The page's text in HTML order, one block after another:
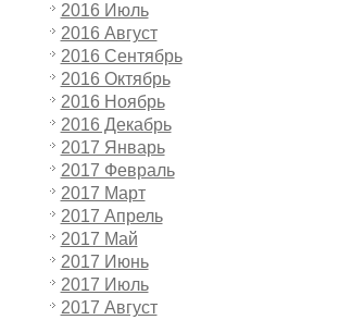
2016 Июль
2016 Август
2016 Сентябрь
2016 Октябрь
2016 Ноябрь
2016 Декабрь
2017 Январь
2017 Февраль
2017 Март
2017 Апрель
2017 Май
2017 Июнь
2017 Июль
2017 Август